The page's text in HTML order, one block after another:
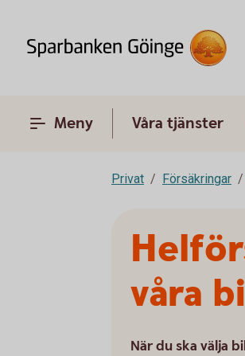
Meny Våra tjänster
Privat Försäkringar
våra
När du ska välja